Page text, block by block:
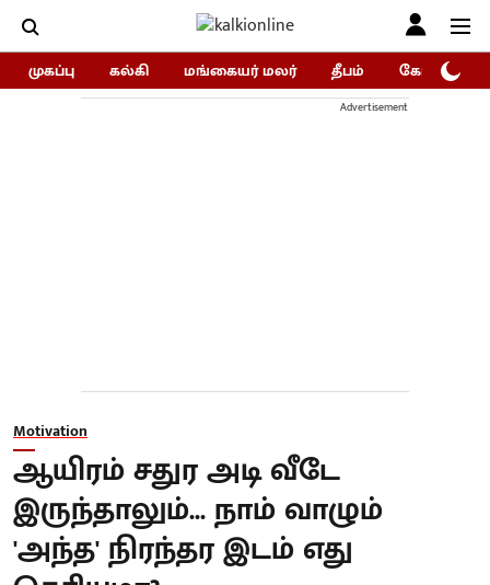
முகப்பு கல்கி மங்கையர் மலர் தீபம் கோகுலம்/
Advertisement
Motivation
ஆயிரம் சதுர அடி வீடே
இருந்தாலும்... நாம் வாழும்
'அந்த' நிரந்தர இடம் எது